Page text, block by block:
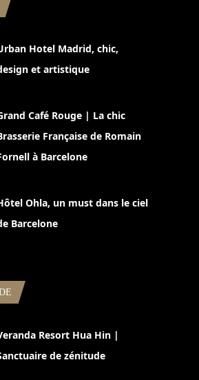
Hotel Madrid, chic,
et artistique
Café Rouge | La chic
Française de Romain
à Barcelone
Ohla, un must dans le ciel
Barcelone
Resort Hua Hin |
de zénitude